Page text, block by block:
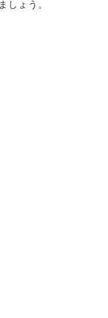
しょう。